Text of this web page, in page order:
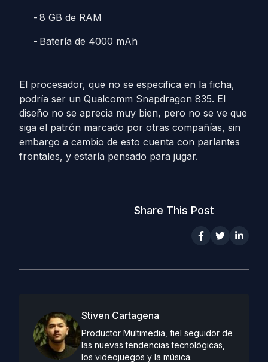
8 GB de RAM
Batería de 4000 mAh
El procesador, que no se especifica en la ficha,
podría ser un Qualcomm Snapdragon 835. El
diseño no se aprecia muy bien, pero no se ve que
siga el patrón marcado por otras compañías, sin
embargo a cambio de esto cuenta con parlantes
frontales, y estaría pensado para jugar.
Share This Post
Stiven Cartagena
Productor Multimedia, fiel seguidor de
las nuevas tendencias tecnológicas,
los videojuegos y la música.